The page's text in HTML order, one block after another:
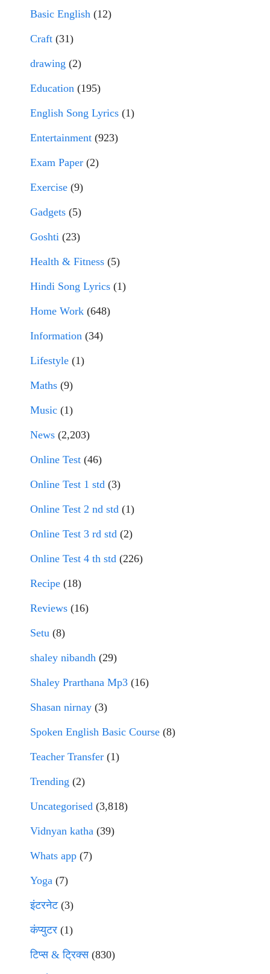
Basic English (12)
Craft (31)
drawing (2)
Education (195)
English Song Lyrics (1)
Entertainment (923)
Exam Paper (2)
Exercise (9)
Gadgets (5)
Goshti (23)
Health & Fitness (5)
Hindi Song Lyrics (1)
Home Work (648)
Information (34)
Lifestyle (1)
Maths (9)
Music (1)
News (2,203)
Online Test (46)
Online Test 1 std (3)
Online Test 2 nd std (1)
Online Test 3 rd std (2)
Online Test 4 th std (226)
Recipe (18)
Reviews (16)
Setu (8)
shaley nibandh (29)
Shaley Prarthana Mp3 (16)
Shasan nirnay (3)
Spoken English Basic Course (8)
Teacher Transfer (1)
Trending (2)
Uncategorised (3,818)
Vidnyan katha (39)
Whats app (7)
Yoga (7)
इंटरनेट(3)
कंप्युटर (1)
टिप्स & ट्रिक्स(830)